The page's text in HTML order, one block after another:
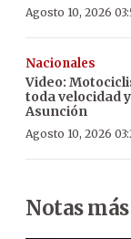
Agosto 10, 2026
Nacionales
Video:
toda velocidad
Asunción
Agosto 10, 2026
Notas